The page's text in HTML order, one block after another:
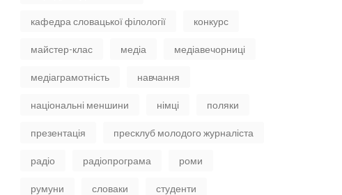
кафедра словацької філології конкурс
майстер-клас медіа медіавечорниці
медіаграмотність навчання
національні меншини німці поляки
презентація пресклуб молодого журналіста
радіо радіопрограма роми
румуни словаки студенти